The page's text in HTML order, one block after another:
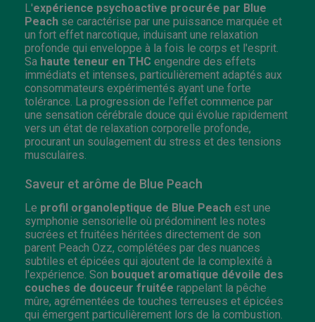
L'expérience psychoactive procurée par Blue
Peach se caractérise par une puissance marquée et
un fort effet narcotique, induisant une relaxation
profonde qui enveloppe à la fois le corps et l'esprit.
Sa haute teneur en THC engendre des effets
immédiats et intenses, particulièrement adaptés aux
consommateurs expérimentés ayant une forte
tolérance. La progression de l'effet commence par
une sensation cérébrale douce qui évolue rapidement
vers un état de relaxation corporelle profonde,
procurant un soulagement du stress et des tensions
musculaires.
Saveur et arôme de Blue Peach
Le profil organoleptique de Blue Peach est une
symphonie sensorielle où prédominent les notes
sucrées et fruitées héritées directement de son
parent Peach Ozz, complétées par des nuances
subtiles et épicées qui ajoutent de la complexité à
l'expérience. Son bouquet aromatique dévoile des
couches de douceur fruitée rappelant la pêche
mûre, agrémentées de touches terreuses et épicées
qui émergent particulièrement lors de la combustion.